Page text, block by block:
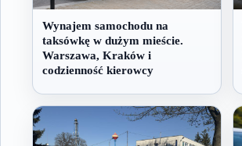
Wynajem samochodu na
taksówkę w dużym mieście.
Warszawa, Kraków i
codzienność kierowcy